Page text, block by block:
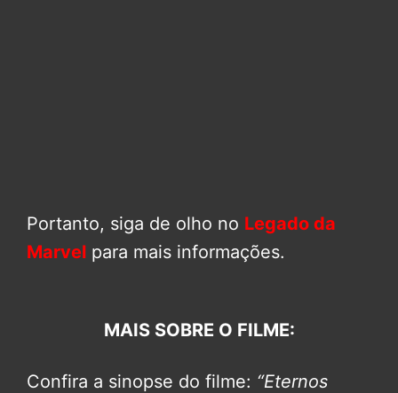
Portanto, siga de olho no Legado da
Marvel para mais informações.
MAIS SOBRE O FILME:
Confira a sinopse do filme: “Eternos